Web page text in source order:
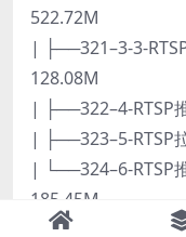
522.72M
| ├──321–3-3-
128.08M
| ├──322–4-RTSP
| ├──323–5-RTSP
| └──324–6-RTSP
185.45M
├──46.音视频就业